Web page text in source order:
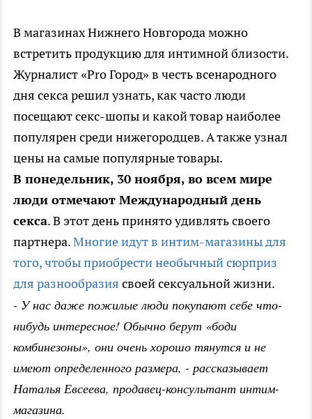
В магазинах Нижнего Новгорода можно
встретить продукцию для интимной близости.
Журналист «ProГород» в честь всенародного
дня секса решил узнать, как часто люди
посещают секс-шопы и какой товар наиболее
популярен среди нижегородцев. А также узнал
цены на самые популярные товары.
В понедельник, 30 ноября, во всем мире
люди отмечают Международный день
секса. В этот день принято удивлять своего
партнера.Многие идут в интим-магазины для
того, чтобы приобрести необычный сюрприз
для разнообразия своей сексуальной жизни.
- У нас даже пожилые люди покупают себе что-
нибудь интересное! Обычно берут «боди
комбинезоны», они очень хорошо тянутся и не
имеют определенного размера, - рассказывает
Наталья Евсеева, продавец-консультант интим-
магазина.